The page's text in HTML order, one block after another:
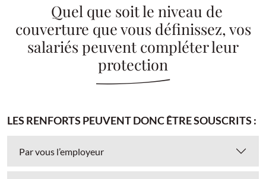
Quel que soit le niveau de
couverture que vous définissez, vos
salariés peuvent compléter leur
protection
LES RENFORTS PEUVENT DONC ÊTRE SOUSCRITS :
Par vous l’employeur